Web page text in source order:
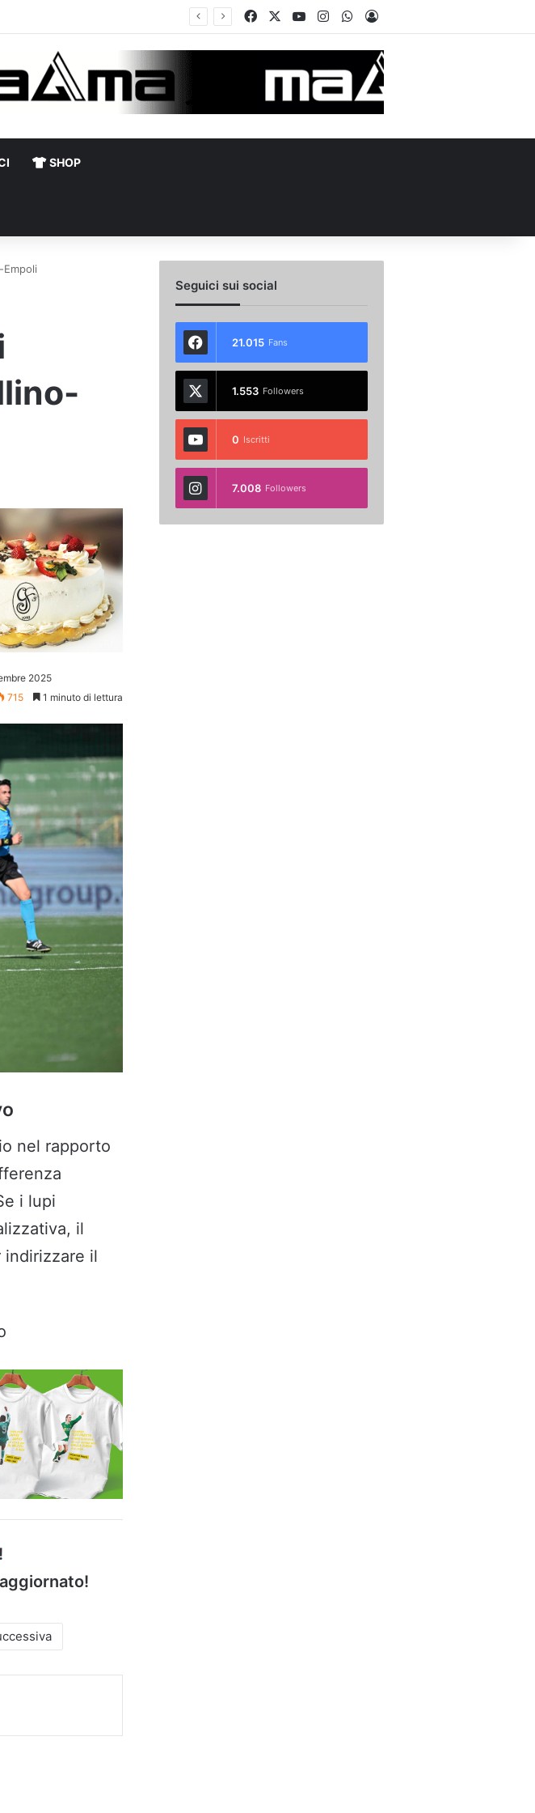
FacebookYou TubeInstagramWhatsApp
Accedi
SHOP
2025
715
1 minuto di lettura
nel rapporto
i lupi
il
il
!
Seguici sui social
21.015 Fans
1.553 Followers
0 Iscritti
7.008 Followers